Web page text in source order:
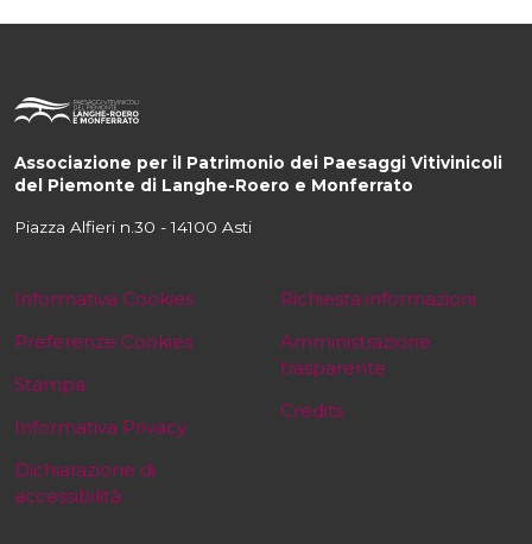
Associazione per il Patrimonio dei Paesaggi Vitivinicoli
del Piemonte di Langhe-Roero e Monferrato
Piazza Alfieri n.30 - 14100 Asti
Informativa Cookies
Preferenze Cookies
Stampa
Informativa Privacy
Dichiarazione di
accessibilità
Richiesta informazioni
Amministrazione
trasparente
Credits